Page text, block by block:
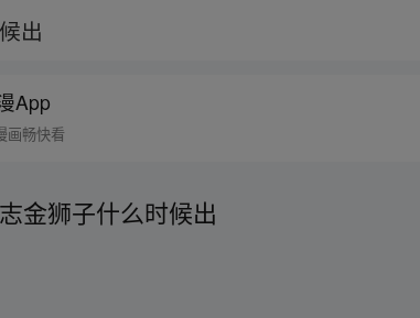
出
App
画畅快看
金狮子什么时候出